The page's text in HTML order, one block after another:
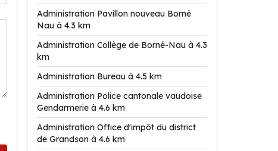
Administration Pavillon nouveau Borné
Nau à 4.3 km
Administration Collège de Borné-Nau à 4.3
km
Administration Bureau à 4.5 km
Administration Police cantonale vaudoise
Gendarmerie à 4.6 km
Administration Office d'impôt du district
de Grandson à 4.6 km